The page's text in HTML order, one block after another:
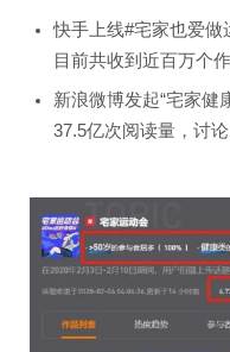
快手上线#宅家也爱做
目前共收到近百万个作
新浪微博发起“宅家健
37.5亿次阅读量，讨论